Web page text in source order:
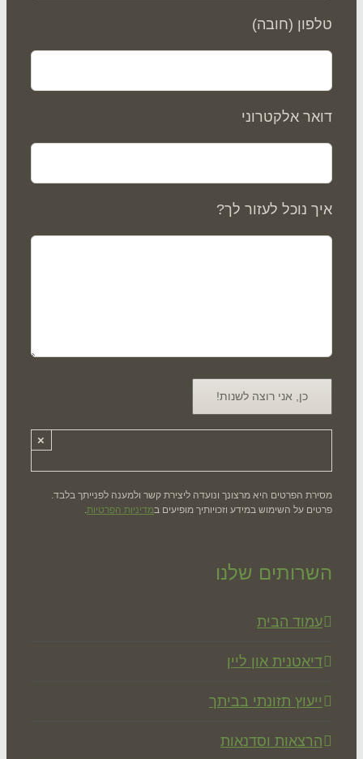
(חובה)
אלקטרוני
נוכל לעזור לך?
הפרטים היא מרצונך ונועדה ליצירת קשר ולמענה לפנייתך בלבד.
על השימוש במידע וזכויותיך מופיעים ב מדיניות הפרטיות.
שלנו
הבית
און ליין
תזונתי בביתך
וסדנאות